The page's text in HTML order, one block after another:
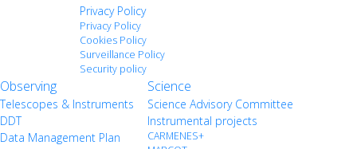
Privacy Policy
Privacy Policy
Cookies Policy
Surveillance Policy
Security policy
Observing
Telescopes & Instruments
DDT
Data Management Plan
Science
Science Advisory Committee
Instrumental projects
CARMENES+